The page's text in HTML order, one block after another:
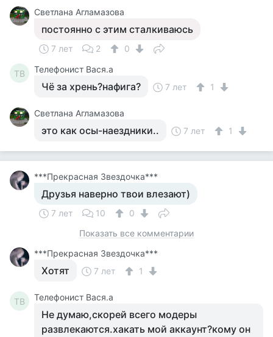
Светлана Агламазова
постоянно с этим сталкиваюсь
7 лет 2 0
ТВ Телефонист Вася.а
Чё за хрень?нафига? 7 лет 1
Светлана Агламазова
это как осы-наездники.. 7 лет 1
***Прекрасная Звездочка***
Друзья наверно твои влезают)
7 лет 10
0
Показать все комментарии
***Прекрасная Звездочка***
Хотят 7 лет 1
ТВ Телефонист Вася.а
Не думаю,скорей всего модеры
развлекаются.хакать мой аккаунт?кому он